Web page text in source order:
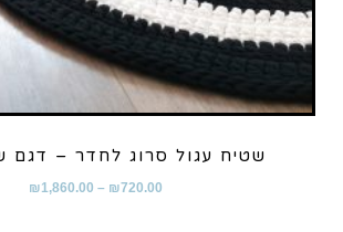
שטיח עגול סרוג לחדר – דגם
₪720.00
–
₪1,860.00